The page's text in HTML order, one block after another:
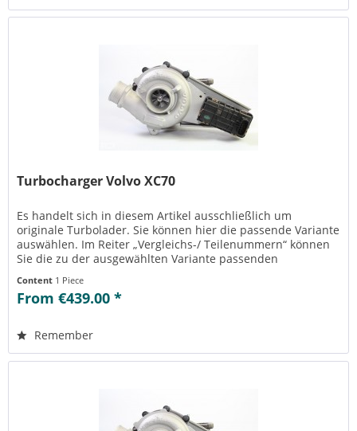
Turbocharger Volvo XC70
Es handelt sich in diesem Artikel ausschließlich um
originale Turbolader. Sie können hier die passende Variante
auswählen. Im Reiter „Vergleichs-/ Teilenummern“ können
Sie die zu der ausgewählten Variante passenden
Content 1 Piece
From €439.00 *
Remember